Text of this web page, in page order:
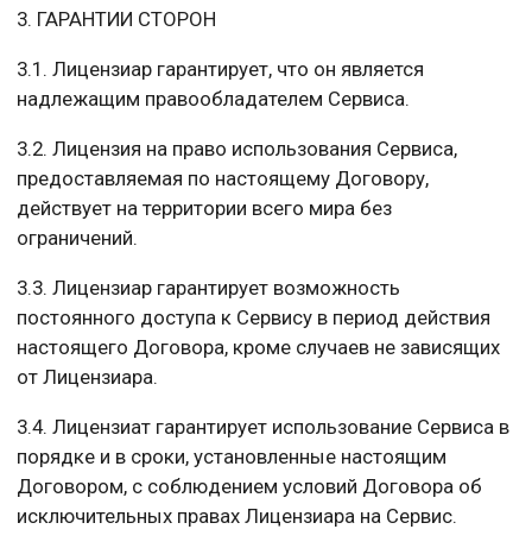
3. ГАРАНТИИ СТОРОН
3.1. Лицензиар гарантирует, что он является
надлежащим правообладателем Сервиса.
3.2. Лицензия на право использования Сервиса,
предоставляемая по настоящему Договору,
действует на территории всего мира без
ограничений.
3.3. Лицензиар гарантирует возможность
постоянного доступа к Сервису в период действия
настоящего Договора, кроме случаев не зависящих
от Лицензиара.
3.4. Лицензиат гарантирует использование Сервиса в
порядке и в сроки, установленные настоящим
Договором, с соблюдением условий Договора об
исключительных правах Лицензиара на Сервис.